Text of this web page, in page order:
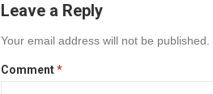
Leave a Reply
Your email address will not be published.
Comment*